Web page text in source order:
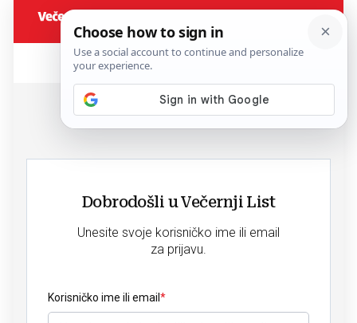
Dobrodošli u Večernji List
Unesite svoje korisničko ime ili email
za prijavu.
Korisničko ime ili email